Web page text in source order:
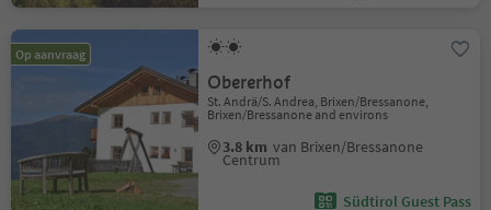
Op aanvraag
Obererhof
St. Andrä/S. Andrea, Brixen/Bressanone,
Brixen/Bressanone and environs
3.8 km van Brixen/Bressanone
Centrum
Südtirol Guest Pass